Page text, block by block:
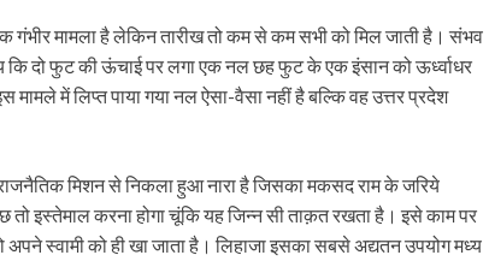
गंभीर मामला है लेकिन तारीख तो कम से कम सभी को मिल जाती है। संभव
कि दो फुट की ऊंचाई पर लगा एक नल छह फुट के एक इंसान को ऊर्ध्वाधर
में लिप्त पाया गया नल ऐसा-वैसा नहीं है बल्कि वह उत्तर प्रदेश
मिशन से निकला हुआ नारा है जिसका मकसद राम के जरिये
तो इस्तेमाल करना होगा चूंकि यह जिन्न सी ताक़त रखता है। इसे काम पर
स्वामी को ही खा जाता है। लिहाजा इसका सबसे अद्यतन उपयोग मध्य